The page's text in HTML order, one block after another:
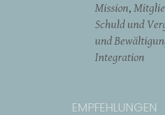
Mission
Schuld und
und
Integration
EMPFEHLUNGEN